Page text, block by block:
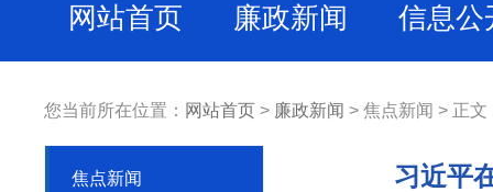
网站首页 廉政新闻 信息公
您当前所在位置： 网站首页 > 廉政新闻 > 焦点新闻 > 正文
焦点新闻 习近平